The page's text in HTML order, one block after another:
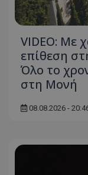
VIDEO: Με
επίθεση
Όλο το
στη Μονή
08.08.2026 -